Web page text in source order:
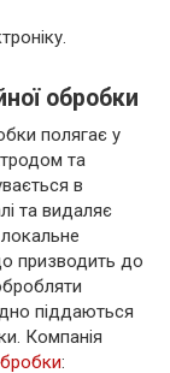
обробки
полягає у
та
в
та видаляє
призводить до
піддаються
Компанія
: